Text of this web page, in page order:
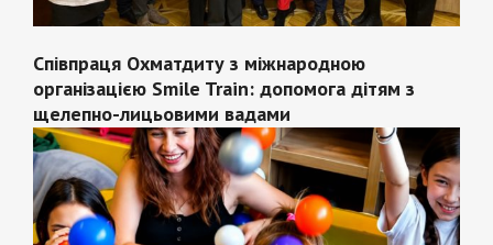
Співпраця Охматдиту з міжнародною
організацією Smile Train: допомога дітям з
щелепно-лицьовими вадами